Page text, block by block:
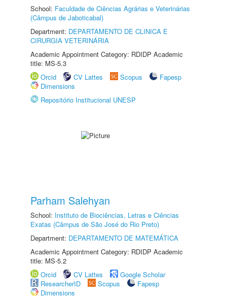
School: Faculdade de Ciências Agrárias e Veterinárias
(Câmpus de Jaboticabal)
Department: DEPARTAMENTO DE CLINICA E
CIRURGIA VETERINÁRIA
Academic Appointment Category: RDIDP Academic
title: MS-5.3
Orcid
CV Lattes Scopus
Fapesp
Dimensions
Repositório Institucional UNESP
Parham Salehyan
School: Instituto de Biociências, Letras e Ciências
Exatas (Câmpus de São José do Rio Preto)
Department: DEPARTAMENTO DE MATEMÁTICA
Academic Appointment Category: RDIDP Academic
title: MS-5.2
Orcid
CV Lattes
Google Scholar
ResearcherID
Scopus
Fapesp
Dimensions